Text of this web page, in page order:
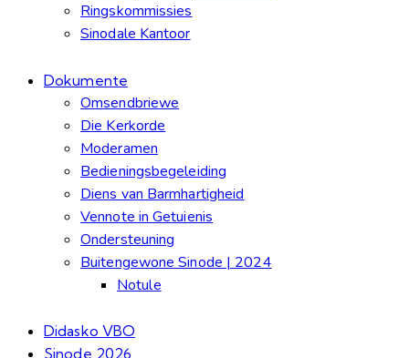
Ringskommissies
Sinodale Kantoor
Dokumente
Omsendbriewe
Die Kerkorde
Moderamen
Bedieningsbegeleiding
Diens van Barmhartigheid
Vennote in Getuienis
Ondersteuning
Buitengewone Sinode | 2024
Notule
Didasko VBO
Sinode 2026